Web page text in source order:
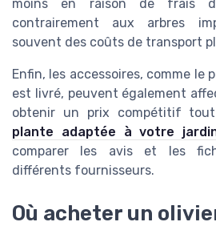
moins en raison de frais
contrairement aux arbres
souvent des coûts de transport
Enfin, les accessoires, comme le
est livré, peuvent également
obtenir un prix compétitif
plante adaptée à votre
comparer les avis et les
différents fournisseurs.
Où acheter un